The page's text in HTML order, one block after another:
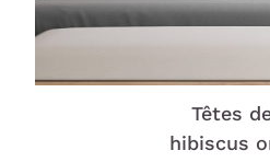
Têtes
hibiscus